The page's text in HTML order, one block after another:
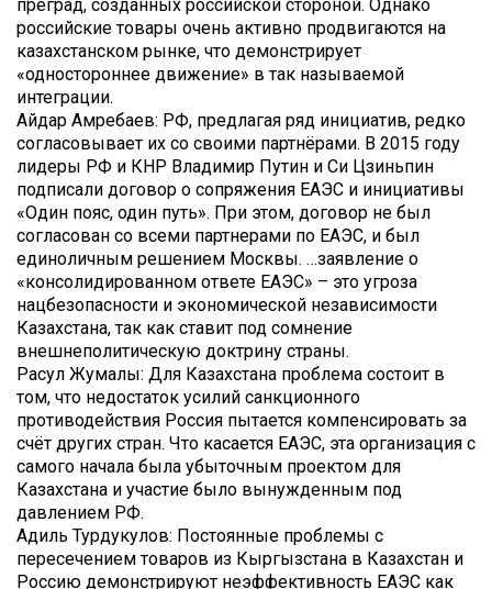
преград, созданных российской стороной. Однако
российские товары очень активно продвигаются на
казахстанском рынке, что демонстрирует
«одностороннее движение» в так называемой
интеграции.
Айдар Амребаев: РФ, предлагая ряд инициатив, редко
согласовывает их со своими партнёрами. В 2015 году
лидеры РФ и КНР Владимир Путин и Си Цзиньпин
подписали договор о сопряжения ЕАЭС и инициативы
«Один пояс, один путь». При этом, договор не был
согласован со всеми партнерами по ЕАЭС, и был
единоличным решением Москвы. …заявление о
«консолидированном ответе ЕАЭС» – это угроза
нацбезопасности и экономической независимости
Казахстана, так как ставит под сомнение
внешнеполитическую доктрину страны.
Расул Жумалы: Для Казахстана проблема состоит в
том, что недостаток усилий санкционного
противодействия Россия пытается компенсировать за
счёт других стран. Что касается ЕАЭС, эта организация с
самого начала была убыточным проектом для
Казахстана и участие было вынужденным под
давлением РФ.
Адиль Турдукулов: Постоянные проблемы с
пересечением товаров из Кыргызстана в Казахстан и
Россию демонстрируют неэффективность ЕАЭС как